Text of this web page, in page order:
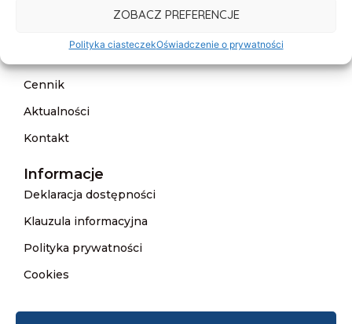
ZOBACZ PREFERENCJE
Polityka ciasteczekOświadczenie o prywatności
Cennik
Aktualności
Kontakt
Informacje
Deklaracja dostępności
Klauzula informacyjna
Polityka prywatności
Cookies